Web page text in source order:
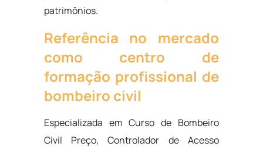
patrimônios.
Referência no mercado
como centro de
formação profissional de
bombeiro civil
Especializada em Curso de Bombeiro
Civil Preço, Controlador de Acesso